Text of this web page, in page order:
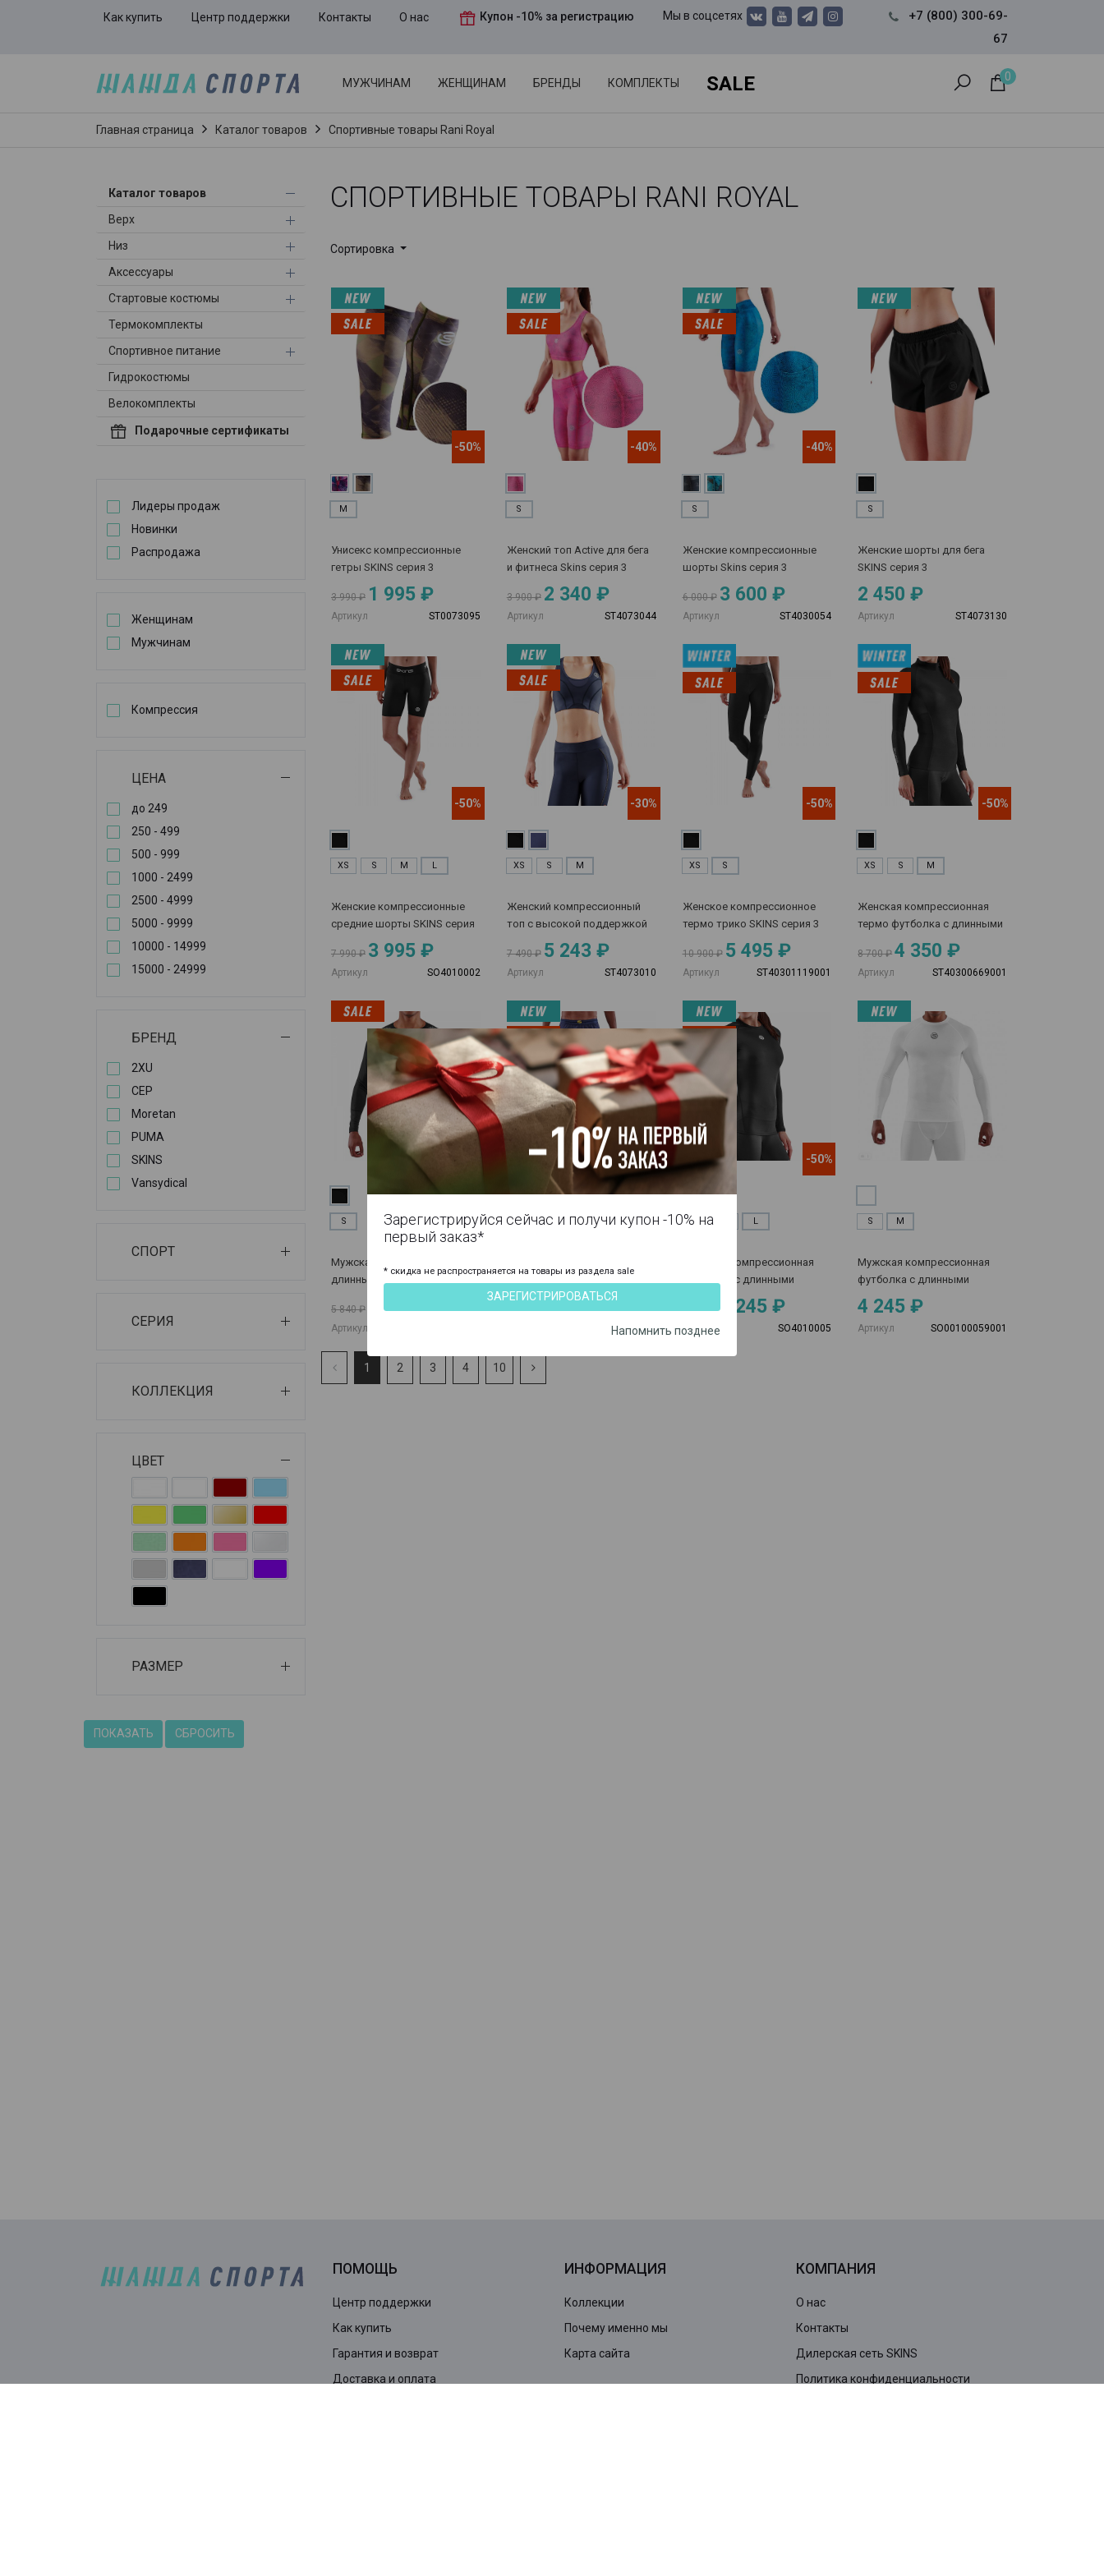
Как купить Центр поддержки Контакты О нас Купон -10% за регистрацию Мы в соцсетях
+7 (800) 300-69-
67
МУЖЧИНАМ ЖЕНЩИНАМ БРЕНДЫ КОМПЛЕКТЫ SALE 0
Главная страница Каталог товаров Спортивные товары Rani Royal
Каталог товаров
Верх
Низ
Аксессуары
Стартовые костюмы
Термокомплекты
Спортивное питание
Гидрокостюмы
Велокомплекты
Подарочные сертификаты
Лидеры продаж
Новинки
Распродажа
Женщинам
Мужчинам
Компрессия
ЦЕНА
до 249
250 - 499
500 - 999
1000 - 2499
2500 - 4999
5000 - 9999
10000 - 14999
15000 - 24999
БРЕНД
2XU
CEP
Moretan
PUMA
SKINS
Vansydical
СПОРТ
СЕРИЯ
КОЛЛЕКЦИЯ
ЦВЕТ
РАЗМЕР
СПОРТИВНЫЕ ТОВАРЫ RANI ROYAL
Сортировка
-50%
M
Унисекс компрессионные
гетры SKINS серия 3
3 990 ₽ 1 995 ₽
Артикул ST0073095
-40%
S
Женский топ Active для бега
и фитнеса Skins серия 3
3 900 ₽ 2 340 ₽
Артикул ST4073044
-40%
S
Женские компрессионные
шорты Skins серия 3
6 000 ₽ 3 600 ₽
Артикул ST4030054
S
Женские шорты для бега
SKINS серия 3
2 450 ₽
Артикул ST4073130
-50%
XS S M L
Женские компрессионные
средние шорты SKINS серия
7 990 ₽ 3 995 ₽
Артикул SO4010002
-30%
XS S M
Женский компрессионный
топ с высокой поддержкой
SKINS серия 3
7 490 ₽ 5 243 ₽
Артикул ST4073010
-50%
XS S
Женское компрессионное
термо трико SKINS серия 3
10 900 ₽ 5 495 ₽
Артикул ST40301119001
-50%
XS S M
Женская компрессионная
термо футболка с длинными
рукавами Skins серия 3
8 700 ₽ 4 350 ₽
Артикул ST40300669001
-50%
S
Мужская футболка с
длинными рукавами SKINS
5 840 ₽ 2 920 ₽
Артикул
-50%
S
шорты 2 в 1 SKINS серия 3
11 990 ₽ 6 000 ₽
ST0030107
-50%
S L
Женская компрессионная
футболка с длинными
рукавами SKINS серия 1
8 490 ₽ 4 245 ₽
Артикул SO4010005
S M
Мужская компрессионная
футболка с длинными
рукавами SKINS серия 1
4 245 ₽
Артикул SO00100059001
1 2 3 4 10
ПОМОЩЬ
Центр поддержки
Как купить
Гарантия и возврат
Доставка и оплата
ИНФОРМАЦИЯ
Коллекции
Почему именно мы
Карта сайта
КОМПАНИЯ
О нас
Контакты
Дилерская сеть SKINS
Политика конфиденциальности
Зарегистрируйся сейчас и получи купон -10% на
первый заказ*
* скидка не распространяется на товары из раздела sale
ЗАРЕГИСТРИРОВАТЬСЯ
Напомнить позднее